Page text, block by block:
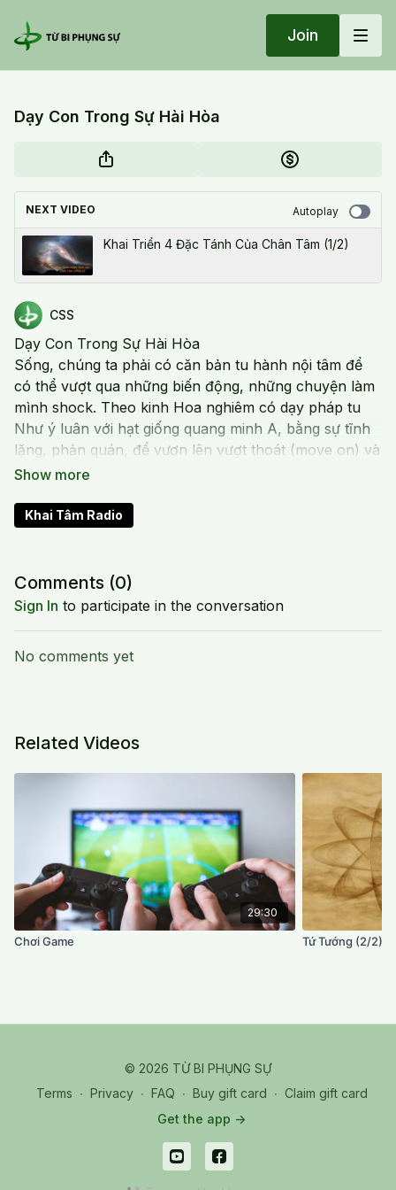
Join
Dạy Con Trong Sự Hài Hòa
NEXT VIDEO Autoplay
Khai Triển 4 Đặc Tánh Của Chân Tâm (1/2)
CSS
Dạy Con Trong Sự Hài Hòa
Sống, chúng ta phải có căn bản tu hành nội tâm để
có thể vượt qua những biến động, những chuyện làm
mình shock. Theo kinh Hoa nghiêm có dạy pháp tu
Như ý luân với hạt giống quang minh A, bằng sự tĩnh
lặng, phản quán, để vươn lên vượt thoát (move on) và
cải thiện cuộc sống.
Khai Tâm Radio
Comments (0)
Sign In to participate in the conversation
No comments yet
Related Videos
29:30
Chơi Game Tứ Tướng (2/2)
© 2026 TỪ BI PHỤNG SỰ
Terms ∙ Privacy ∙ FAQ ∙ Buy gift card ∙ Claim gift card
Get the app ->